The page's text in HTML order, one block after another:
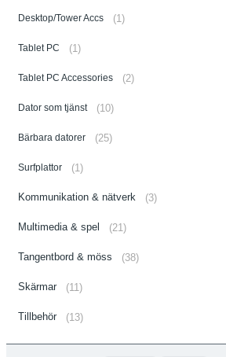
Desktop/Tower Accs (1)
Tablet PC (1)
Tablet PC Accessories (2)
Dator som tjänst (10)
Bärbara datorer (25)
Surfplattor (1)
Kommunikation & nätverk (3)
Multimedia & spel (21)
Tangentbord & möss (38)
Skärmar (11)
Tillbehör (13)